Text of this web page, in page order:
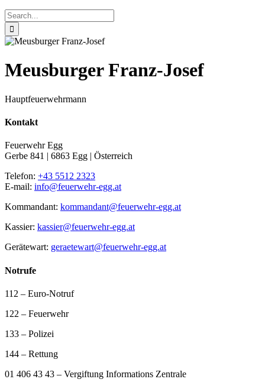
Search
for:
Meusburger Franz-Josef
Hauptfeuerwehrmann
Kontakt
Feuerwehr Egg
Gerbe 841 | 6863 Egg | Österreich
Telefon: +43 5512 2323
E-mail: info@feuerwehr-egg.at
Kommandant: kommandant@feuerwehr-egg.at
Kassier: kassier@feuerwehr-egg.at
Gerätewart: geraetewart@feuerwehr-egg.at
Notrufe
112 – Euro-Notruf
122 – Feuerwehr
133 – Polizei
144 – Rettung
01 406 43 43 – Vergiftung Informations Zentrale